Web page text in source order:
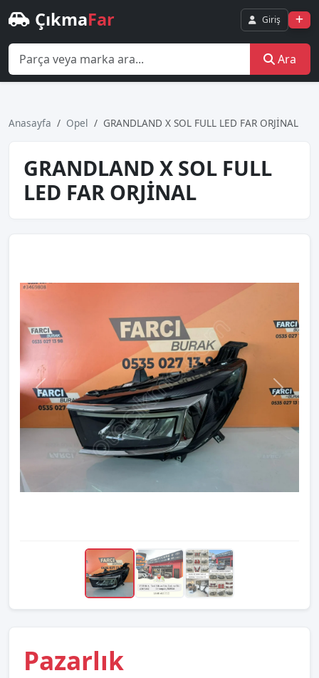
ÇıkmaFar Giriş
Ara
Anasayfa Opel GRANDLAND X SOL FULL LED FAR ORJİNAL
GRANDLAND X SOL FULL
LED FAR ORJİNAL
Pazarlık